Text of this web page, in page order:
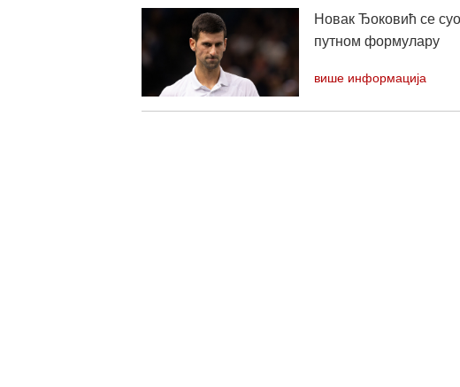
Новак Ђоковић се
путном формулару
више информација